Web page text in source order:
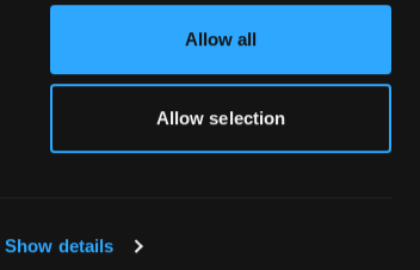
Show details
Allow all
Allow selection